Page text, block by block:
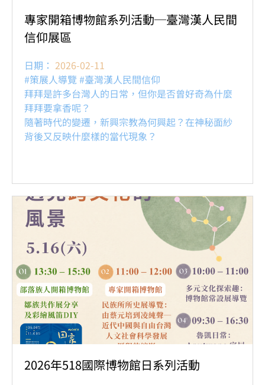
專家開箱博物館系列活動─臺灣漢人民間
信仰展區
日期： 2026-02-11
#策展人導覽 #臺灣漢人民間信仰
拜拜是許多台灣人的日常，但你是否曾好奇為什麼
拜拜要拿香呢？
隨著時代的變遷，新興宗教為何興起？在神秘面紗
背後又反映什麼樣的當代現象？
2026年518國際博物館日系列活動